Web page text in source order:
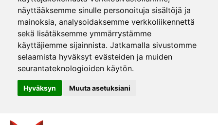
näyttääksemme sinulle personoituja sisältöjä ja
mainoksia, analysoidaksemme verkkoliikennettä
sekä lisätäksemme ymmärrystämme
käyttäjiemme sijainnista. Jatkamalla sivustomme
selaamista hyväksyt evästeiden ja muiden
seurantateknologioiden käytön.
Hyväksyn Muuta asetuksiani